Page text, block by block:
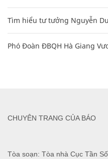
Tìm hiểu tư tưởng Nguyễn
Phó Đoàn ĐBQH Hà Giang
Tòa soạn: Tòa nhà Cục Tần
CHUYÊN TRANG CỦA BÁO